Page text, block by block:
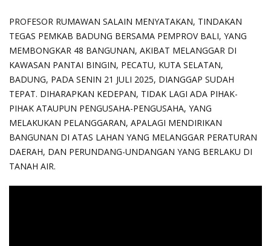
PROFESOR RUMAWAN SALAIN MENYATAKAN, TINDAKAN
TEGAS PEMKAB BADUNG BERSAMA PEMPROV BALI, YANG
MEMBONGKAR 48 BANGUNAN, AKIBAT MELANGGAR DI
KAWASAN PANTAI BINGIN, PECATU, KUTA SELATAN,
BADUNG, PADA SENIN 21 JULI 2025, DIANGGAP SUDAH
TEPAT. DIHARAPKAN KEDEPAN, TIDAK LAGI ADA PIHAK-
PIHAK ATAUPUN PENGUSAHA-PENGUSAHA, YANG
MELAKUKAN PELANGGARAN, APALAGI MENDIRIKAN
BANGUNAN DI ATAS LAHAN YANG MELANGGAR PERATURAN
DAERAH, DAN PERUNDANG-UNDANGAN YANG BERLAKU DI
TANAH AIR.